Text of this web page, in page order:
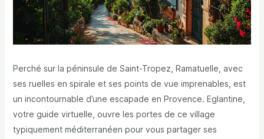
Perché sur la péninsule de Saint-Tropez, Ramatuelle, avec
ses ruelles en spirale et ses points de vue imprenables, est
un incontournable d’une escapade en Provence. Eglantine,
votre guide virtuelle, ouvre les portes de ce village
typiquement méditerranéen pour vous partager ses